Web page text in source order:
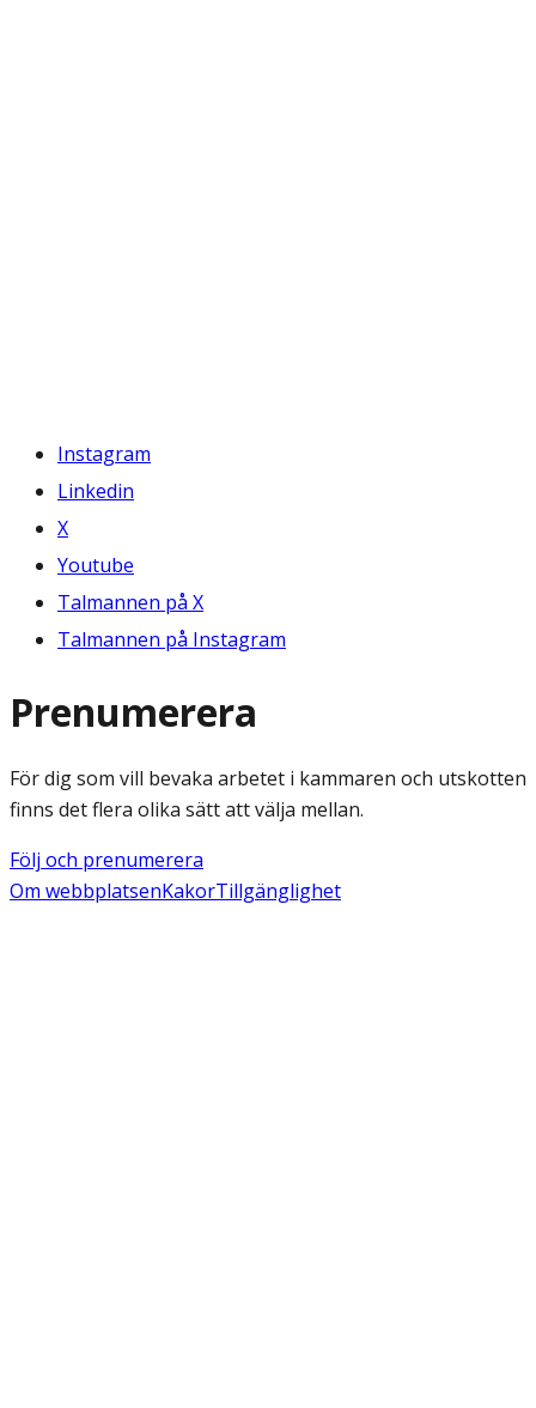
Instagram
Linkedin
X
Youtube
Talmannen på X
Talmannen på Instagram
Prenumerera
För dig som vill bevaka arbetet i kammaren och utskotten
finns det flera olika sätt att välja mellan.
Följ och prenumerera
Om webbplatsenKakorTillgänglighet